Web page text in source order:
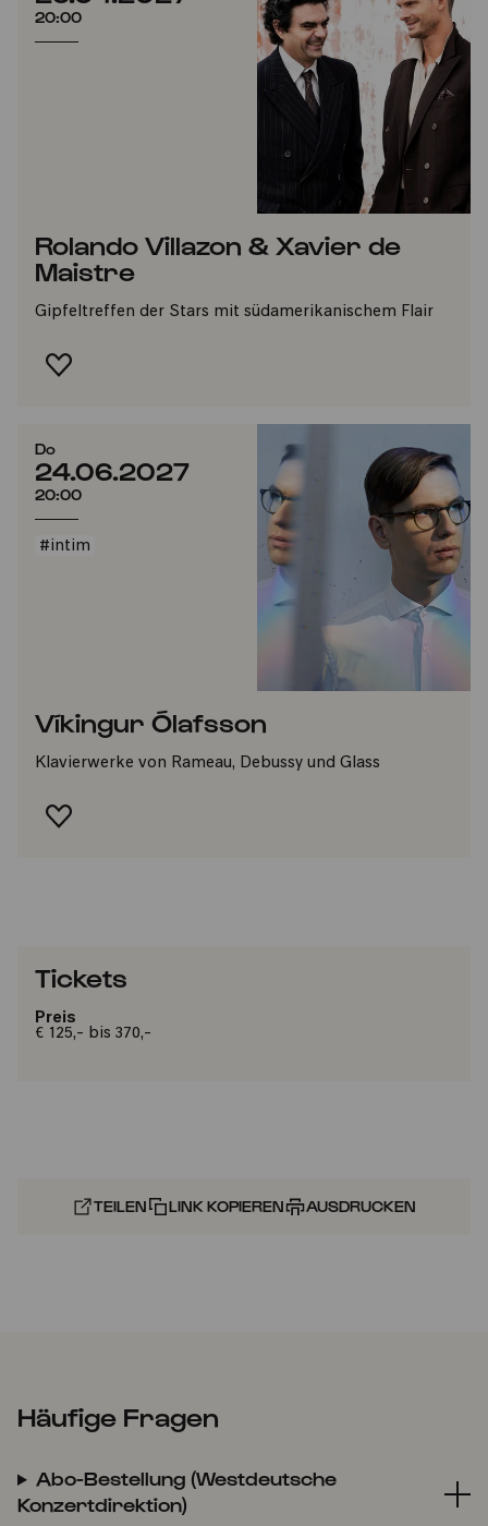
20:00
Rolando Villazon & Xavier de
Maistre
Gipfeltreffen der Stars mit südamerikanischem Flair
FAVORIT HINZUFÜGEN
Do
24.06.2027
20:00
#intim
Víkingur Ólafsson
Klavierwerke von Rameau, Debussy und Glass
FAVORIT HINZUFÜGEN
Tickets
Preis
€ 125,- bis 370,-
TEILEN LINK KOPIEREN AUSDRUCKEN
Häufige Fragen
Abo-Bestellung (Westdeutsche
Konzertdirektion)